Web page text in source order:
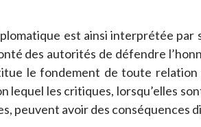
est ainsi interprétée par
des autorités de défendre
le fondement de toute
lequel les critiques, lorsqu’elles
peuvent avoir des conséquences